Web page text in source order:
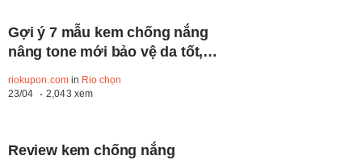
Gợi ý 7 mẫu kem chống nắng
nâng tone mới bảo vệ da tốt,
riokupon.comin Rio chọn
23/04
2,043 xem
Review kem chống nắng